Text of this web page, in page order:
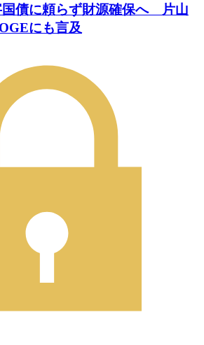
債に頼らず財源確保へ 片山
にも言及